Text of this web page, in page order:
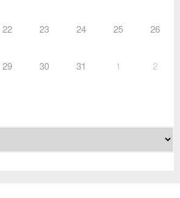
22 23 24 25 26
29 30 31 1 2